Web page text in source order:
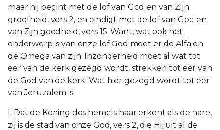
maar hij begint met de lof van God en van Zijn
grootheid, vers 2, en eindigt met de lof van God en
van Zijn goedheid, vers 15. Want, wat ook het
onderwerp is van onze lof God moet er de Alfa en
de Omega van zijn. Inzonderheid moet al wat tot
eer van de kerk gezegd wordt, strekken tot eer van
de God van de kerk. Wat hier gezegd wordt tot eer
van Jeruzalem is:
I. Dat de Koning des hemels haar erkent als de hare,
zij is de stad van onze God, vers 2, die Hij uit al de